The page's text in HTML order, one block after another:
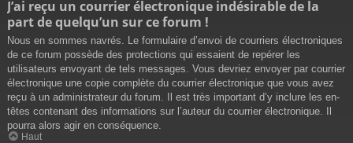
J’ai reçu un courrier électronique indésirable de la
part de quelqu’un sur ce forum !
Nous en sommes navrés. Le formulaire d’envoi de courriers électroniques
de ce forum possède des protections qui essaient de repérer les
utilisateurs envoyant de tels messages. Vous devriez envoyer par courrier
électronique une copie complète du courrier électronique que vous avez
reçu à un administrateur du forum. Il est très important d’y inclure les en-
têtes contenant des informations sur l’auteur du courrier électronique. Il
pourra alors agir en conséquence.
Haut